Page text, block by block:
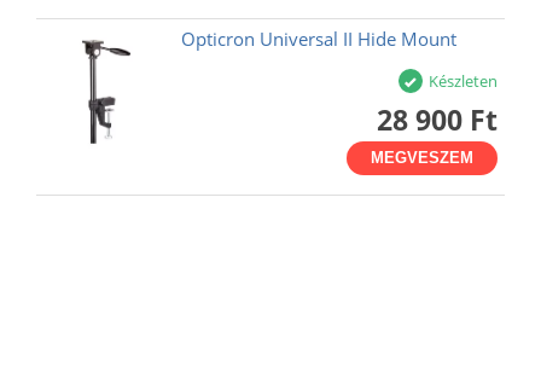
Opticron Universal II Hide Mount
Készleten
28 900 Ft
MEGVESZEM